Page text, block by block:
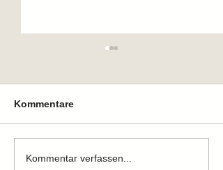
Zuhause gefunden
Kommentare
Kommentar verfassen...